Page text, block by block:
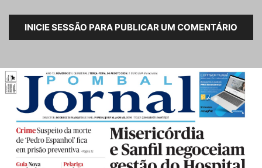
INICIE SESSÃO PARA PUBLICAR UM COMENTÁRIO